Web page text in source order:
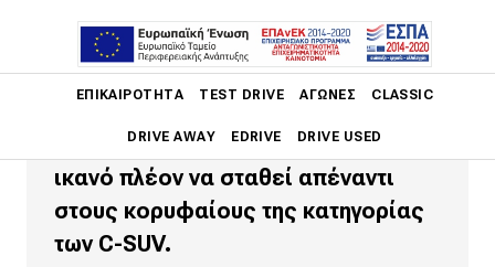
ΕΠΙΚΑΙΡΌΤΗΤΑ TEST DRIVE ΑΓΏΝΕΣ CLASSIC
DRIVE AWAY EDRIVE DRIVE USED
Επικαιρότητα
Η αμερικανική φίρμα του Ομίλου
Stellantis επιταχύνει τον ευρωπαϊκό
Compass πλήρως ανασχεδιασμένο,
ικανό πλέον να σταθεί απέναντι
στους κορυφαίους της κατηγορίας
των C-SUV.